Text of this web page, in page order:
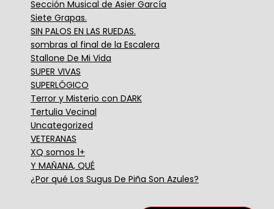
Sección Musical de Asier García
Siete Grapas.
SIN PALOS EN LAS RUEDAS.
sombras al final de la Escalera
Stallone De Mi Vida
SUPER VIVAS
SUPERLÓGICO
Terror y Misterio con DARK
Tertulia Vecinal
Uncategorized
VETERANAS
XQ somos 1+
Y MAÑANA, QUÉ
¿Por qué Los Sugus De Piña Son Azules?